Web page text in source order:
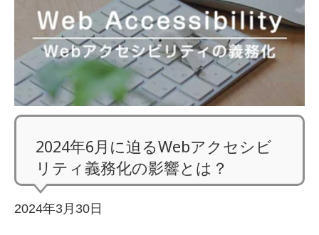
2024年6月に迫るWebアクセシビ
リティ義務化の影響とは？
2024年3月30日